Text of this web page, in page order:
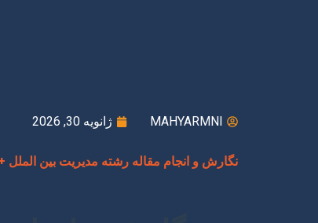
MAHYARMNI ژانویه 30, 2026
نگارش و انجام مقاله رشته مدیریت بین